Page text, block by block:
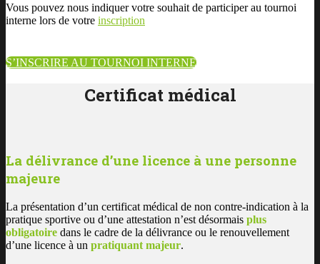
Vous pouvez nous indiquer votre souhait de participer au tournoi
interne lors de votre inscription
S’INSCRIRE AU TOURNOI INTERNE
Certificat médical
La délivrance d’une licence à une personne
majeure
La présentation d’un certificat médical de non contre-indication à la
pratique sportive ou d’une attestation n’est désormais plus
obligatoire dans le cadre de la délivrance ou le renouvellement
d’une licence à un pratiquant majeur.